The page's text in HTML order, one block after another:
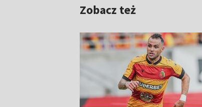
Zobacz też